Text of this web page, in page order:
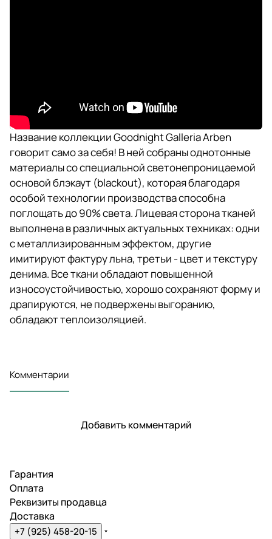
Название коллекции Goodnight Galleria Arben
говорит само за себя! В ней собраны однотонные
материалы со специальной светонепроницаемой
основой блэкаут (blackout), которая благодаря
особой технологии производства способна
поглощать до 90% света. Лицевая сторона тканей
выполнена в различных актуальных техниках: одни
с металлизированным эффектом, другие
имитируют фактуру льна, третьи - цвет и текстуру
денима. Все ткани обладают повышенной
износоустойчивостью, хорошо сохраняют форму и
драпируются, не подвержены выгоранию,
обладают теплоизоляцией.
Комментарии
Добавить комментарий
Гарантия
Оплата
Реквизиты продавца
Доставка
+7 (925) 458-20-15